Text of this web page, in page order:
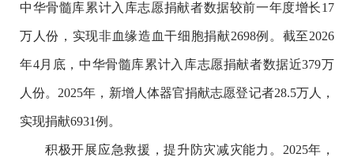
中华骨髓库累计入库志愿捐献者数据较前一年度增长17
万人份，实现非血缘造血干细胞捐献2698例。截至2026
年4月底，中华骨髓库累计入库志愿捐献者数据近379万
人份。2025年，新增人体器官捐献志愿登记者28.5万人，
实现捐献6931例。
积极开展应急救援，提升防灾减灾能力。2025年，